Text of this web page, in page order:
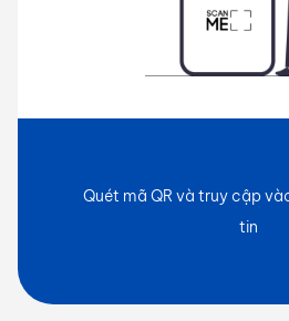
Quét mã QR và truy cập
tin